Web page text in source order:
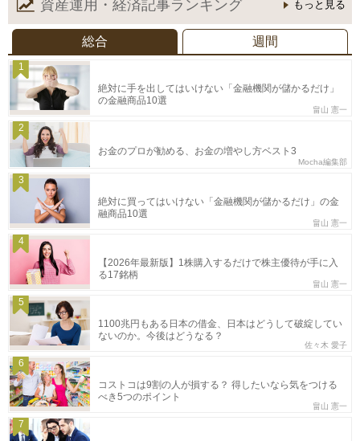
資産運用・経済記事ランキング もっと見る
総合 週間
1
絶対に手を出してはいけない「金融機関が儲かるだけ」
の金融商品10選
畠山 憲一
2
お金のプロが勧める、お金の増やし方ベスト3
Mocha編集部
3
絶対に買ってはいけない「金融機関が儲かるだけ」の金
融商品10選
畠山 憲一
4
【2026年最新版】1株購入するだけで株主優待が手に入
る17銘柄
畠山 憲一
5
1100兆円もある日本の借金、日本はどうして破綻してい
ないのか。今後はどうなる？
佐々木 愛子
6
コストコは9割の人が損する？ 得したいなら気をつける
べき5つのポイント
畠山 憲一
7